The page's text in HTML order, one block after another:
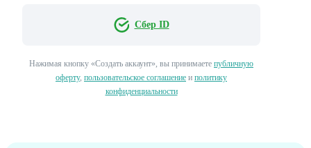
Сбер ID
Нажимая кнопку «Создать аккаунт», вы принимаете публичную
оферту, пользовательское соглашение и политику
конфиденциальности